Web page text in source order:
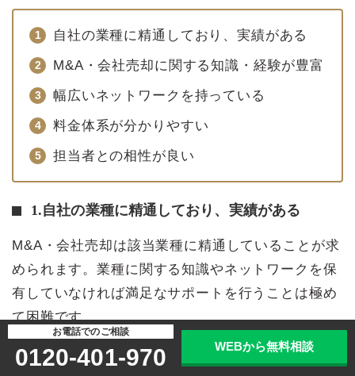
自社の業種に精通しており、実績がある
M&A・会社売却に関する知識・経験が豊富
幅広いネットワークを持っている
料金体系が分かりやすい
担当者との相性が良い
1.自社の業種に精通しており、実績がある
M&A・会社売却は該当業種に精通していることが求
められます。業種に関する知識やネットワークを保
有していなければ満足なサポートを行うことは極め
て困難です。
その際の判断基準として参考になるのが実績です。
お電話でのご相談
0120-401-970 WEBから無料相談